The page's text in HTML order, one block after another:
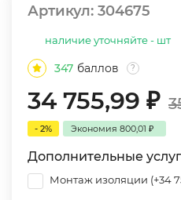
Артикул: 304675
наличие уточняйте - шт
347 баллов ?
34 755,99 ₽
- 2% Экономия 800,01 ₽
Дополнительные
Монтаж изоляции (+34